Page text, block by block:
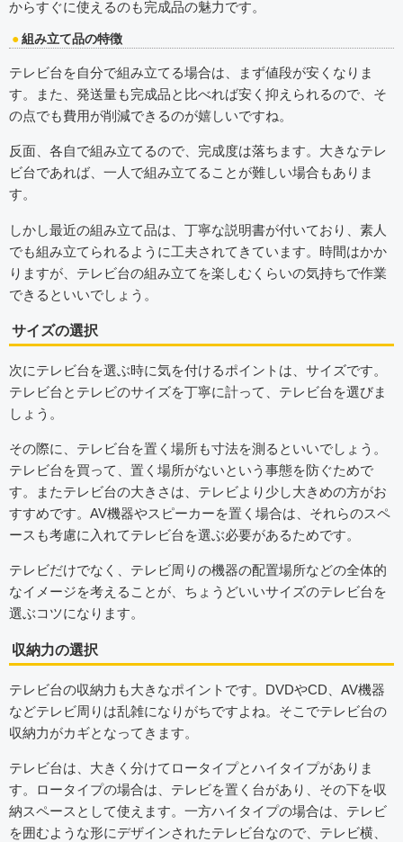
からすぐに使えるのも完成品の魅力です。
組み立て品の特徴
テレビ台を自分で組み立てる場合は、まず値段が安くなりま
す。また、発送量も完成品と比べれば安く抑えられるので、そ
の点でも費用が削減できるのが嬉しいですね。
反面、各自で組み立てるので、完成度は落ちます。大きなテレ
ビ台であれば、一人で組み立てることが難しい場合もありま
す。
しかし最近の組み立て品は、丁寧な説明書が付いており、素人
でも組み立てられるように工夫されてきています。時間はかか
りますが、テレビ台の組み立てを楽しむくらいの気持ちで作業
できるといいでしょう。
サイズの選択
次にテレビ台を選ぶ時に気を付けるポイントは、サイズです。
テレビ台とテレビのサイズを丁寧に計って、テレビ台を選びま
しょう。
その際に、テレビ台を置く場所も寸法を測るといいでしょう。
テレビ台を買って、置く場所がないという事態を防ぐためで
す。またテレビ台の大きさは、テレビより少し大きめの方がお
すすめです。AV機器やスピーカーを置く場合は、それらのスペ
ースも考慮に入れてテレビ台を選ぶ必要があるためです。
テレビだけでなく、テレビ周りの機器の配置場所などの全体的
なイメージを考えることが、ちょうどいいサイズのテレビ台を
選ぶコツになります。
収納力の選択
テレビ台の収納力も大きなポイントです。DVDやCD、AV機器
などテレビ周りは乱雑になりがちですよね。そこでテレビ台の
収納力がカギとなってきます。
テレビ台は、大きく分けてロータイプとハイタイプがありま
す。ロータイプの場合は、テレビを置く台があり、その下を収
納スペースとして使えます。一方ハイタイプの場合は、テレビ
を囲むような形にデザインされたテレビ台なので、テレビ横、